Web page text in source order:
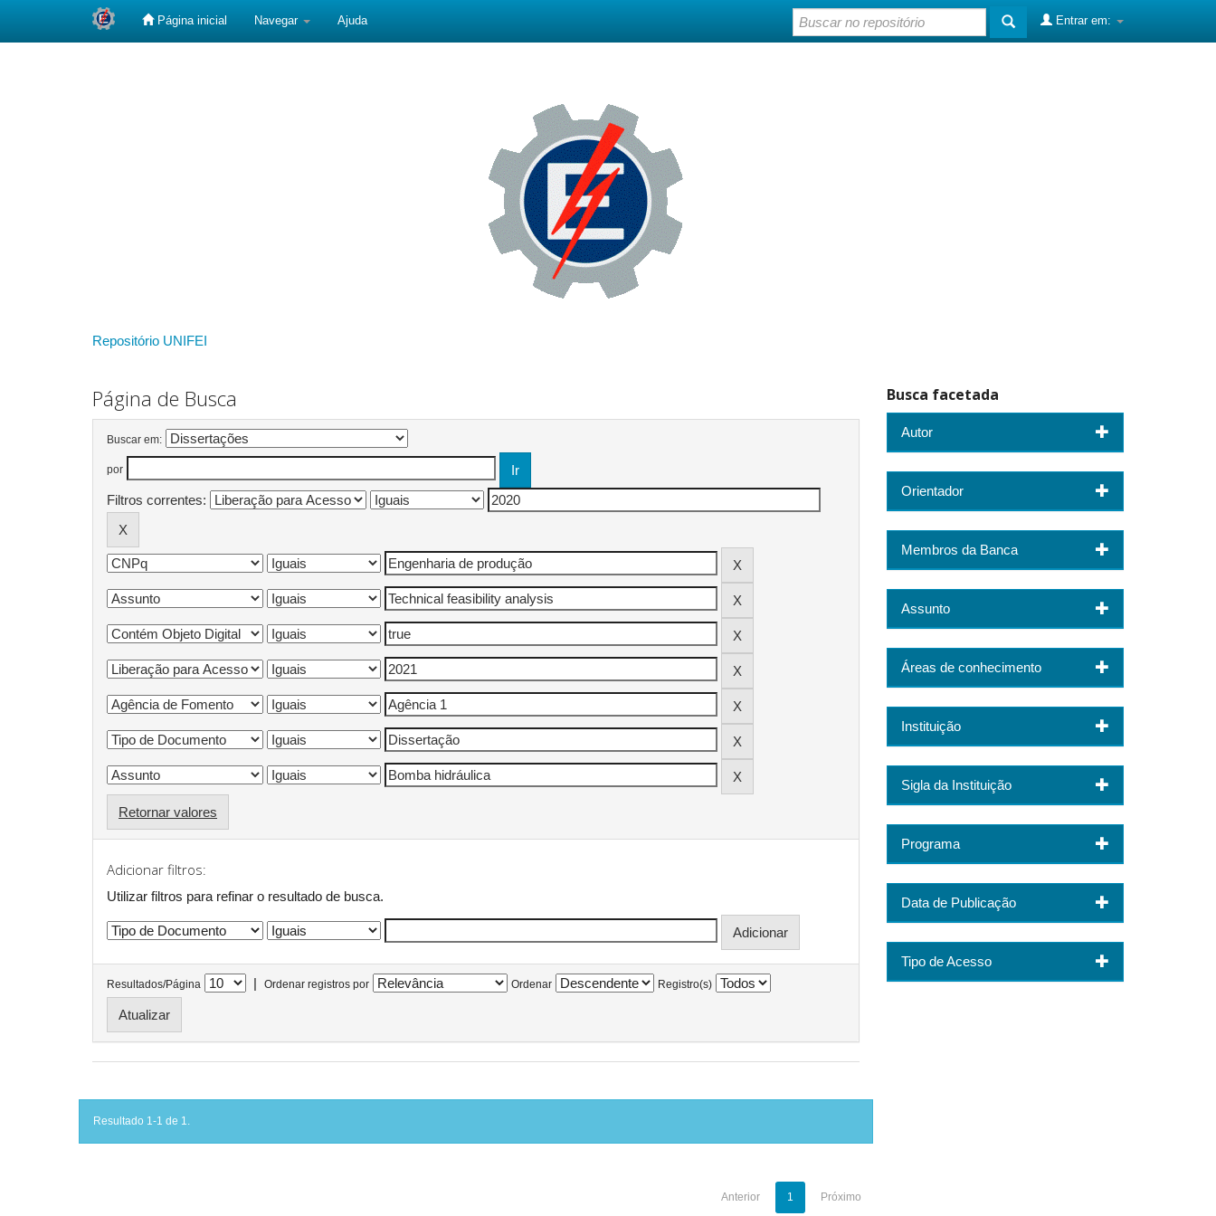
Página inicial Navegar Ajuda Entrar em:
Repositório UNIFEI
Página de Busca
Buscar em:
por
Filtros correntes:
Retornar valores
Adicionar filtros:
Utilizar filtros para refinar o resultado de busca.
Resultados/Página | Ordenar registros por Ordenar Registro(s)
Resultado 1-1 de 1.
Anterior 1 Próximo
Busca facetada
Autor
Orientador
Membros da Banca
Assunto
Áreas de conhecimento
Instituição
Sigla da Instituição
Programa
Data de Publicação
Tipo de Acesso